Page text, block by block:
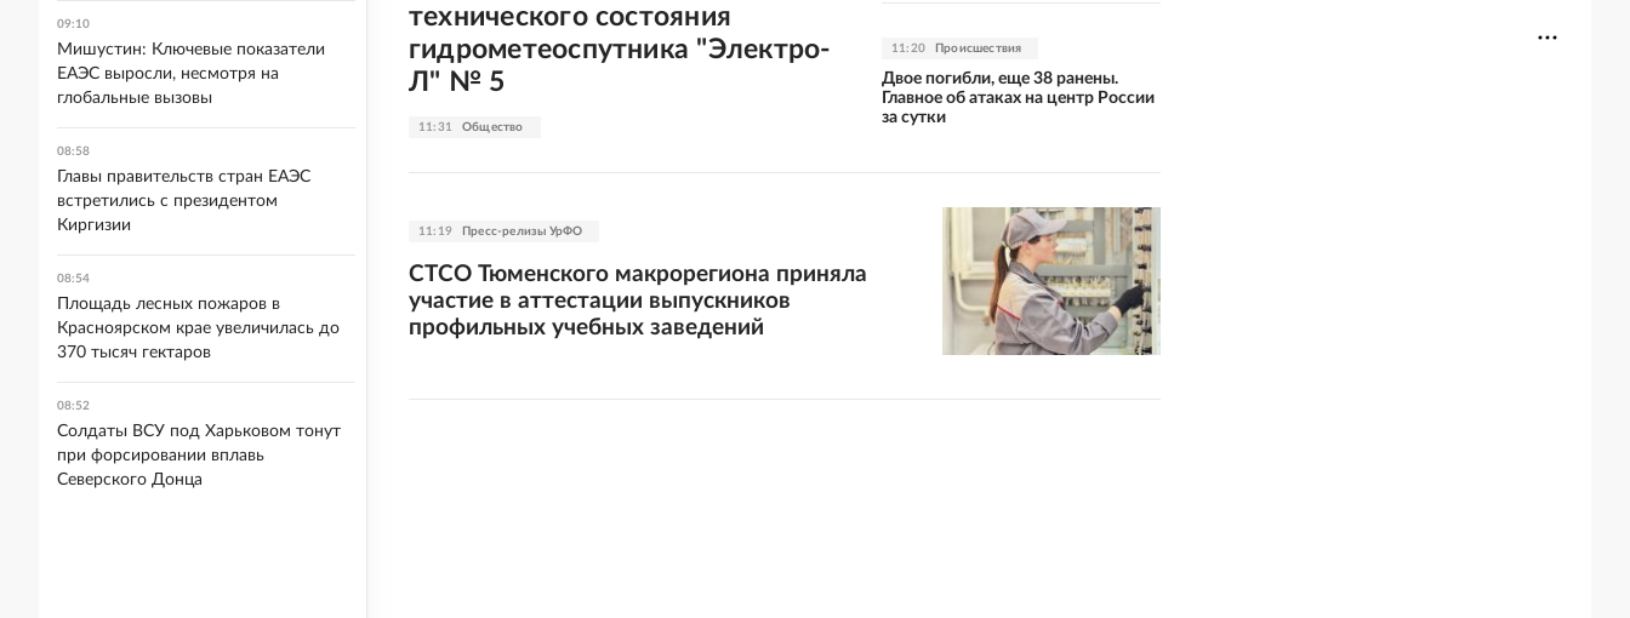
11:31 Общество
технического состояния
гидрометеоспутника "Электро-
Л" № 5
11:20 Происшествия
Двое погибли, еще 38 ранены.
Главное об атаках на центр России
за сутки
11:19 Пресс-релизы УрФО
СТСО Тюменского макрорегиона приняла
участие в аттестации выпускников
профильных учебных заведений
09:10
Мишустин: Ключевые показатели
ЕАЭС выросли, несмотря на
глобальные вызовы
08:58
Главы правительств стран ЕАЭС
встретились с президентом
Киргизии
08:54
Площадь лесных пожаров в
Красноярском крае увеличилась до
370 тысяч гектаров
08:52
Солдаты ВСУ под Харьковом тонут
при форсировании вплавь
Северского Донца